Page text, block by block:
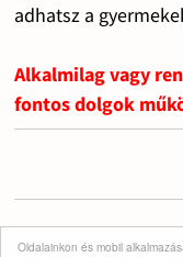
Oldalainkon és mobil
adhatsz a
Alkalmilag vagy
fontos dolgok